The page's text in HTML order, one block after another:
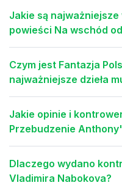
Jakie są najważniejsze
powieści Na wschód
Czym jest Fantazja
najważniejsze dzieła
Jakie opinie i
Przebudzenie
Dlaczego wydano
Vladimira Nabokova?